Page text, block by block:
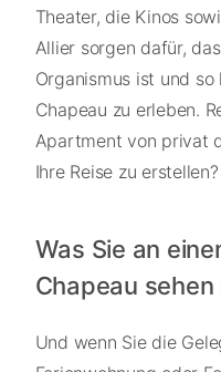
Theater, die Kinos
Allier sorgen dafür,
Organismus ist und
Chapeau zu erleben.
Apartment von privat
Ihre Reise zu erstellen?
Was Sie an
Chapeau sehen
Und wenn Sie die